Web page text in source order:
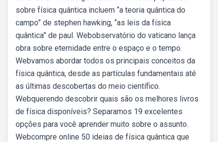
sobre física quântica incluem “a teoria quântica do
campo” de stephen hawking, “as leis da física
quântica” de paul. Webobservatório do vaticano lança
obra sobre eternidade entre o espaço e o tempo.
Webvamos abordar todos os principais conceitos da
física quântica, desde as partículas fundamentais até
as últimas descobertas do meio científico.
Webquerendo descobrir quais são os melhores livros
de física disponíveis? Separamos 19 excelentes
opções para você aprender muito sobre o assunto.
Webcompre online 50 ideias de física quântica que